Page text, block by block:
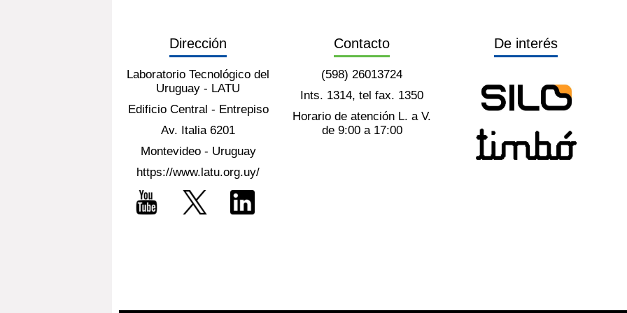
Dirección
Laboratorio Tecnológico del
Uruguay - LATU
Edificio Central - Entrepiso
Av. Italia 6201
Montevideo - Uruguay
https://www.latu.org.uy/
Contacto
(598) 26013724
Ints. 1314, tel fax. 1350
Horario de atención L. a V.
de 9:00 a 17:00
De interés